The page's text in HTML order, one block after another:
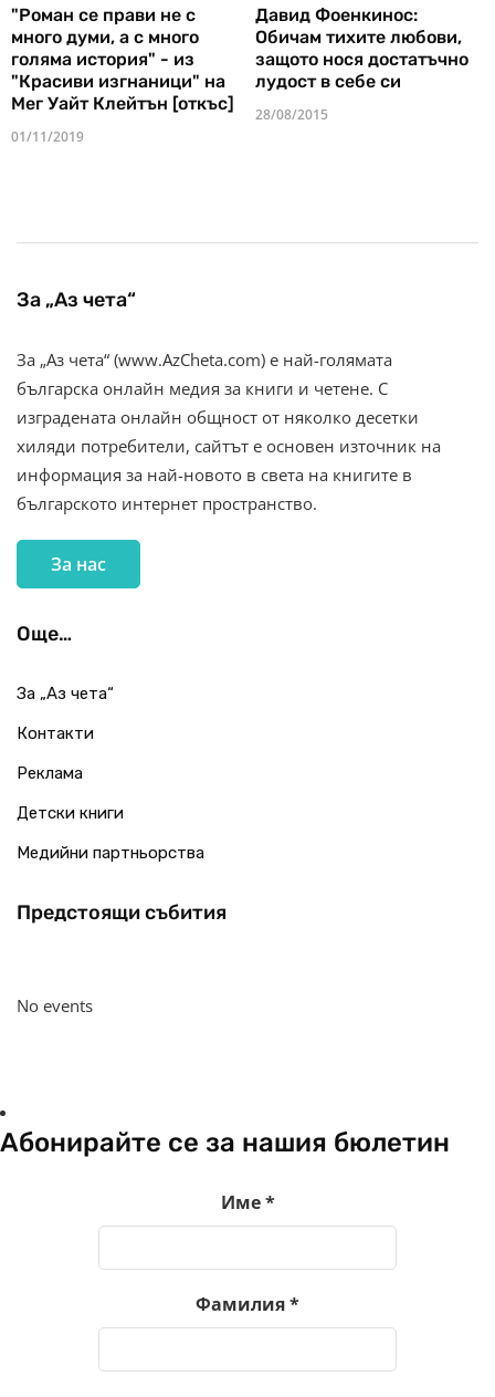
"Роман се прави не с
много думи, а с много
голяма история" - из
"Красиви изгнаници" на
Мег Уайт Клейтън [откъс]
01/11/2019
Давид Фоенкинос:
Обичам тихите любови,
защото нося достатъчно
лудост в себе си
28/08/2015
За „Аз чета“
За „Аз чета“ (www.AzCheta.com) е най-голямата
българска онлайн медия за книги и четене. С
изградената онлайн общност от няколко десетки
хиляди потребители, сайтът е основен източник на
информация за най-новото в света на книгите в
българското интернет пространство.
За нас
Още…
За „Аз чета“
Контакти
Реклама
Детски книги
Медийни партньорства
Предстоящи събития
No events
Абонирайте се за нашия бюлетин
Име*
Фамилия*